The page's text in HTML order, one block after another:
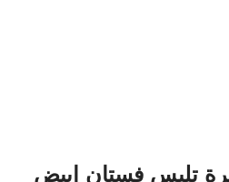
تلبس فستان ابيض